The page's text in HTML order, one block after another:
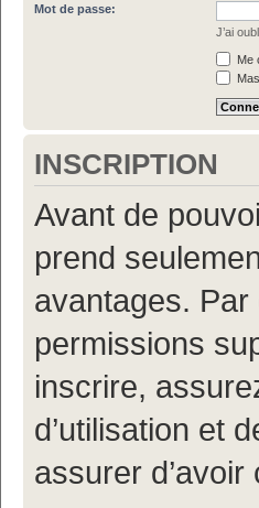
Mot de passe:
J’ai
Me
INSCRIPTION
Avant de
prend
avantages. Par
permissions
inscrire,
d’utilisation et
assurer